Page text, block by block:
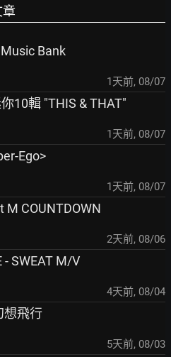
章
Bank
1天前, 08/07
10輯 "THIS & THAT"
1天前, 08/07
Ego>
1天前, 08/07
M COUNTDOWN
2天前, 08/06
- SWEAT M/V
4天前, 08/04
想飛行
5天前, 08/03